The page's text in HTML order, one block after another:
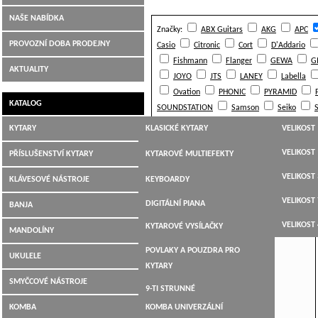
Značky: ABX Guitars AKG
APC
Casio
Citronic Cort
D'Addario
Fishmann
Flanger GEWA
JOYO
JTS LANEY
Labella
Ovation
PHONIC PYRAMID
SOUNDSTATION
Samson Seiko
Virus
Warwick tc
ARIA STB-JB - basová kytara
NAŠE NABÍDKA
PROVOZNÍ DOBA PRODEJNY
AKTUALITY
KATALOG
KYTARY KLASICKÉ KYTARY
JUMBO,
12-TI STRUNNÉ
9-TI STRUNNÉ
PŘÍSLUŠENSTVÍ KYTARY KYTAROVÉ MULTIEFEKTY
LADIČKY
KYTAROVÉ KABELY
KYTAROVÉ VYSÍLAČKY
POVLAKY A POUZDRA PRO
KYTARY
KLÁVESOVÉ NÁSTROJE KEYBOARDY
DIGITÁLNÍ PIANA
BANJA
MANDOLÍNY
UKULELE
SMYČCOVÉ NÁSTROJE
KOMBA KOMBA UNIVERZÁLNÍ